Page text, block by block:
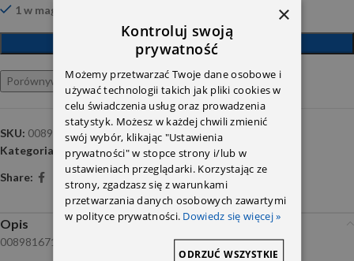
1 w magazynie
DODAJ DO KOSZYKA
Porównywarka Ulubione
SKU: 0089816710
Kategoria:
Accessories
Share:
Opis
0089816710
×
Kontroluj swoją
prywatność
Możemy przetwarzać Twoje dane osobowe i
używać technologii takich jak pliki cookies w
celu świadczenia usług oraz prowadzenia
statystyk. Możesz w każdej chwili zmienić
swój wybór, klikając "Ustawienia
prywatności" w stopce strony i/lub w
ustawieniach przeglądarki. Korzystając ze
strony, zgadzasz się z warunkami
przetwarzania danych osobowych zawartymi
w polityce prywatności. Dowiedz się więcej »
ODRZUĆ WSZYSTKIE